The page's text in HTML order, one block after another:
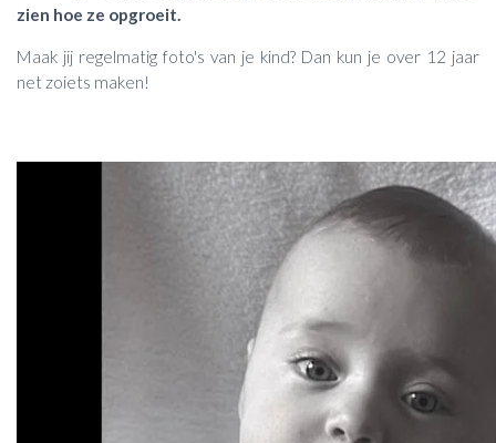
zien hoe ze opgroeit.
Maak jij regelmatig foto's van je kind? Dan kun je over 12 jaar
net zoiets maken!